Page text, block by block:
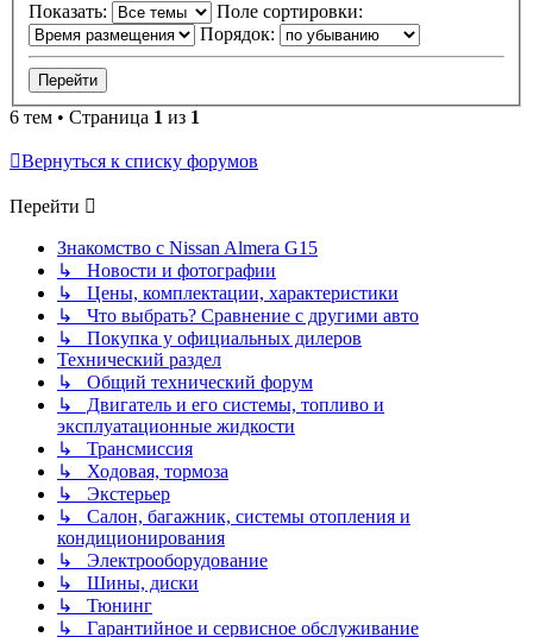
Показать:
Поле сортировки:
Порядок:
6 тем • Страница 1 из 1
Вернуться к списку форумов
Перейти
Знакомство с Nissan Almera G15
↳ Новости и фотографии
↳ Цены, комплектации, характеристики
↳ Что выбрать? Сравнение с другими авто
↳ Покупка у официальных дилеров
Технический раздел
↳ Общий технический форум
↳ Двигатель и его системы, топливо и
эксплуатационные жидкости
↳ Трансмиссия
↳ Ходовая, тормоза
↳ Экстерьер
↳ Салон, багажник, системы отопления и
кондиционирования
↳ Электрооборудование
↳ Шины, диски
↳ Тюнинг
↳ Гарантийное и сервисное обслуживание